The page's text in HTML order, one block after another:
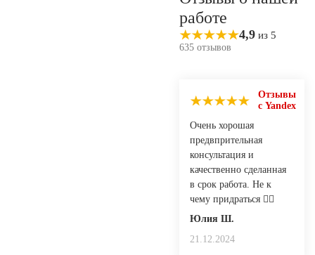
работе
4,9 из 5
635 отзывов
Отзывы
с Yandex
Очень хорошая
предвпрительная
консультация и
качественно сделанная
в срок работа. Не к
чему придраться 👍🏻
Юлия Ш.
21.12.2024